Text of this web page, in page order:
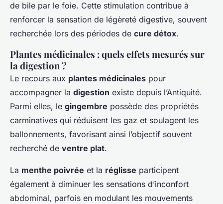
de bile par le foie. Cette stimulation contribue à
renforcer la sensation de légèreté digestive, souvent
recherchée lors des périodes de cure détox.
Plantes médicinales : quels effets mesurés sur
la digestion ?
Le recours aux plantes médicinales pour
accompagner la digestion existe depuis l’Antiquité.
Parmi elles, le gingembre possède des propriétés
carminatives qui réduisent les gaz et soulagent les
ballonnements, favorisant ainsi l’objectif souvent
recherché de ventre plat.
La menthe poivrée et la réglisse participent
également à diminuer les sensations d’inconfort
abdominal, parfois en modulant les mouvements